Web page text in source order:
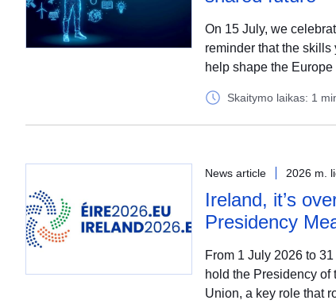
On 15 July, we
reminder that the skills
help shape the
Skaitymo laikas: 1
News article 2026 m.
Ireland, it’s
Presidency
From 1 July 2026 to
hold the Presidency of
Union, a key role that